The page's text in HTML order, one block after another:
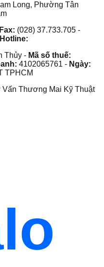
Long, Phường Tân
Fax: (028) 37.733.705 -
Hotline:
Thủy - Mã số thuế:
4102065761 - Ngày:
TPHCM
Thương Mai Kỹ Thuật